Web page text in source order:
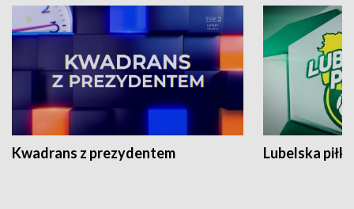
Kwadrans z prezydentem Lubelska piłka